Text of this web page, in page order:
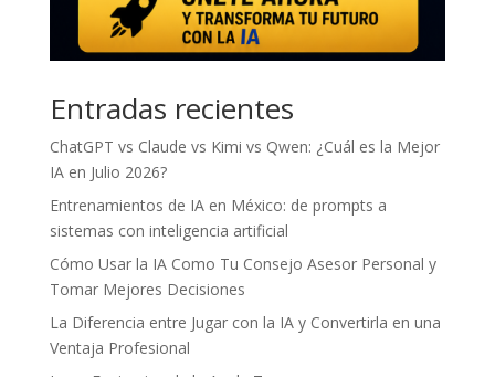
Entradas recientes
ChatGPT vs Claude vs Kimi vs Qwen: ¿Cuál es la Mejor
IA en Julio 2026?
Entrenamientos de IA en México: de prompts a
sistemas con inteligencia artificial
Cómo Usar la IA Como Tu Consejo Asesor Personal y
Tomar Mejores Decisiones
La Diferencia entre Jugar con la IA y Convertirla en una
Ventaja Profesional